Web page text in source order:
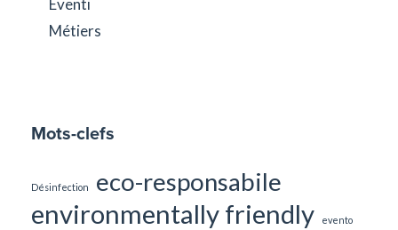
Eventi
Métiers
Mots-clefs
Désinfection eco-responsabile
environmentally friendly evento